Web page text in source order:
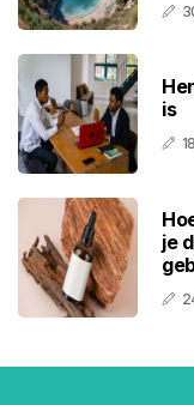
is
je